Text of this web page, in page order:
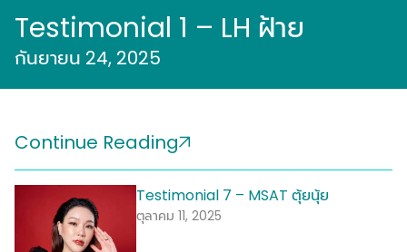
Testimonial 1 – LH ฝ้าย
กันยายน 24, 2025
Continue Reading
Testimonial 7 – MSAT ตุ้ยนุ้ย
ตุลาคม 11, 2025